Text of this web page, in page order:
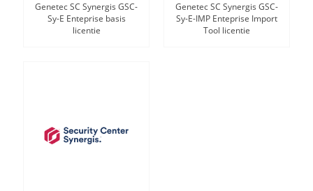
Genetec SC Synergis GSC-
Sy-E Enteprise basis
licentie
Genetec SC Synergis GSC-
Sy-E-IMP Enteprise Import
Tool licentie